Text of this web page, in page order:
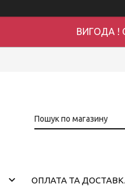
ВИГОДА !
ОПЛАТА ТА